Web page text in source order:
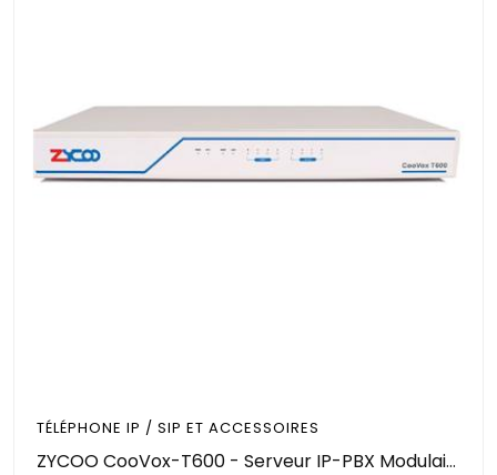
TÉLÉPHONE IP / SIP ET ACCESSOIRES
ZYCOO CooVox-T600 - Serveur IP-PBX Modulaire - 600 Utilisateurs / Extensions - 100 Appels Simultanés - 4 Slots d'Extension - Rackable 1U - Standard VoIP Entreprise Pro